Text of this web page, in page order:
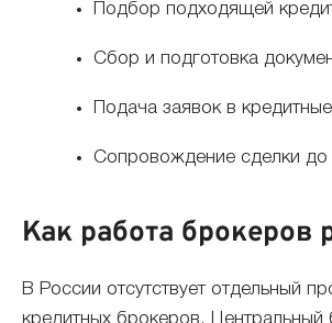
Подбор подходящей
Сбор и подготовка
Подача заявок в
Сопровождение сделки до
Как работа брокеров
В России отсутствует отдельный
кредитных брокеров.